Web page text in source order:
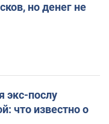
но денег не
экс-послу
что известно о